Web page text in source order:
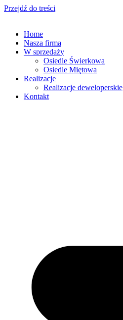
Przejdź do treści
Home
Nasza firma
W sprzedaży
Osiedle Świerkowa
Osiedle Miętowa
Realizacje
Realizacje deweloperskie
Kontakt